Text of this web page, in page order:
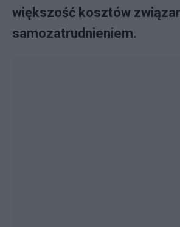
większość kosztów
samozatrudnieniem.